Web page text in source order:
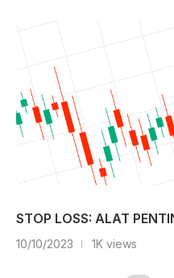
STOP LOSS: ALAT
10/10/2023 1K views